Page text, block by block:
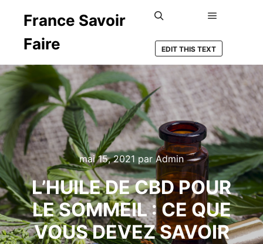
France Savoir
Faire
EDIT THIS TEXT
mai 15, 2021 parAdmin
L’HUILE DE CBD POUR
LE SOMMEIL : CE QUE
VOUS DEVEZ SAVOIR